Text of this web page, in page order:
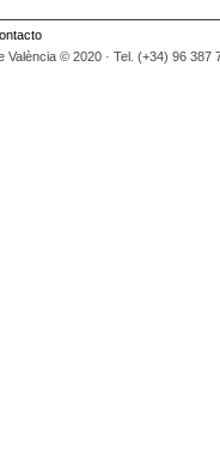
València © 2020 · Tel. (+34) 96 387